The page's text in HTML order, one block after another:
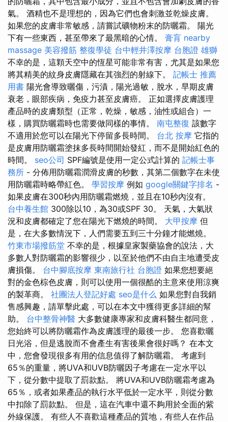
氣。 酒精也不是理想的，因為它們也會刺激並乾燥皮膚。
如果您的皮膚非常敏感，請嘗試礦物粉末的防曬霜。 陽光
下有一些東西，甚至帶來了最黑暗的心情。 膏肓 nearby
massage 美容撥筋 整復學徒 台中輕井澤按摩 台胞證 雄獅
不幸的是，這顆天空中的恆星可能非常有害，尤其是如果您
將其精美的紋身皮膚隱藏在其強烈的射線下。 記帳士 推薦
用書 陽光會導致曬傷，污漬，陽光過敏，脫水，早期皮膚
衰老，眼部疾病，免疫力甚至皮膚癌。 正如選擇皮膚護理
產品時的皮膚類型（正常，乾燥，敏感，油性或組合）一
樣，購買防曬霜時也需要做同樣的事情。 南屯整復 該數字
不適用於您可以在陽光下停留多長時間。 台北 按摩 它指的
是皮膚用防曬霜塗抹多長時間開始發紅，而不是開始紅色的
時間。 seo公司 SPF編號是使用一定公式計算的 記帳士事
務所 - 分佈用防曬霜潤滑皮膚的秒數，其第二個數字在未使
用防曬霜時略帶紅色。 學習按摩 例如 google關鍵字排名 -
如果皮膚在300秒內用防曬霜燃燒，並且在10秒內沒有。
台中養生館 300除以10，為30或SPF 30。 天氣，大氣狀
況和皮膚都確定了您在陽光下燃燒的時間。 大甲按摩 但
是，在大多數情況下，人們需要五到三十分鐘才能燃燒。
竹東市場撥筋堂 不幸的是，根據皇家製藥協會的說法，大
多數人對防曬霜的影響很少，以至於他們不由自主地遭受皮
膚損傷。 台中腳底按摩 東南旅行社 台胞證 如果您想要絕
對的金色棕色皮膚，則可以使用一個很酷的主意來使用涼爽
的製革商。 社團法人登記好處 seo是什么 如果您對自我銷
售感興趣，請單擊此處，可以在本文中獲得更多詳細的幫
助。 台中整骨神醫 大多數健康專家和皮膚科醫生都同意，
您始終可以將防曬霜作為皮膚護理的最後一步。 您喜歡曬
日光浴，但是逃脫而不會產生有害後果會很好嗎？ 在本文
中，您會發現很多有用的信息值得了解防曬霜。 考慮到
65％的重量，將UVA和UVB防曬因子考慮在一定水平以
下，從分數中提取了罰款點。 將UVA和UVB防曬霜考慮為
65％，或者如果產品的執行水平低於一定水平，則從分數
中扣除了罰款點。 但是，這在汽車中還不夠用於全面的紫
外線保護。 有些人不喜歡這種產品的質地，有些人在作品